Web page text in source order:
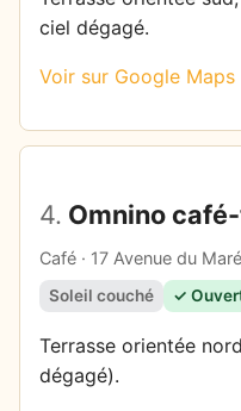
ciel dégagé.
Voir sur Google Maps
4. Omnino
Café · 17 Avenue du
Soleil couché ✓
Terrasse orientée
dégagé).